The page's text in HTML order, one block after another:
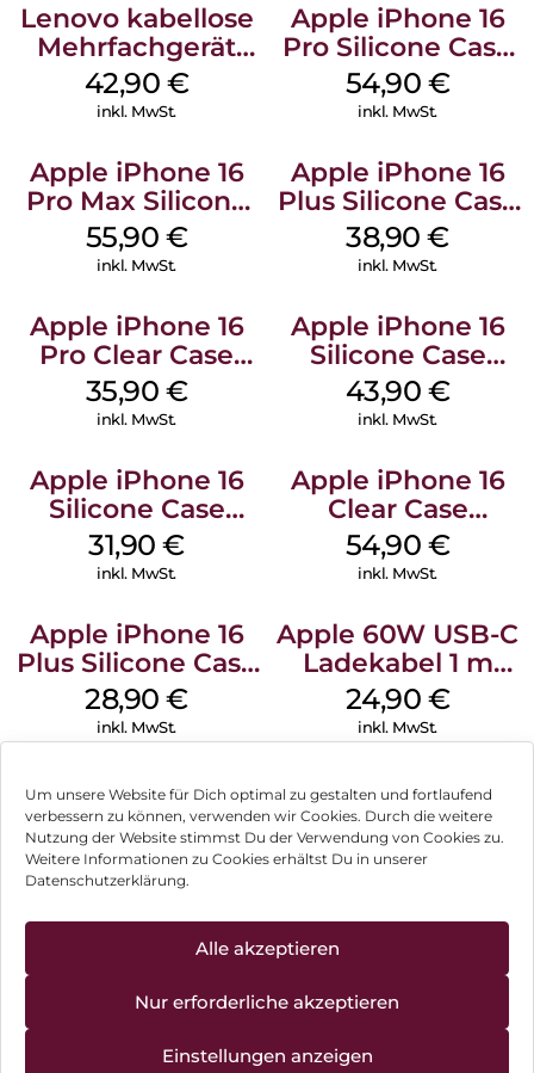
Um unsere Website für Dich optimal zu gestalten und fortlaufend
verbessern zu können, verwenden wir Cookies. Durch die weitere
Nutzung der Website stimmst Du der Verwendung von Cookies zu.
Weitere Informationen zu Cookies erhältst Du in unserer
Datenschutzerklärung.
Alle akzeptieren
Nur erforderliche akzeptieren
Einstellungen anzeigen
Lenovo kabellose
Mehrfachgerät
Luna Grey
42,90 €
inkl. MwSt.
Apple iPhone 16
Pro Silicone Case
MagSafe Black
54,90 €
inkl. MwSt.
Apple iPhone 16
Pro Max Silicone
Case MagSafe
Stone Gray
55,90 €
inkl. MwSt.
Apple iPhone 16
Plus Silicone Case
MagSafe Denim
38,90€
inkl. MwSt.
Apple iPhone 16
Pro Clear Case
MagSafe
Transparent
35,90 €
inkl. MwSt.
Apple iPhone 16
Silicone Case
MagSafe Plum
43,90 €
inkl. MwSt.
Apple iPhone 16
Silicone Case
MagSafe Fuchsia
31,90€
inkl. MwSt.
Apple iPhone 16
Clear Case
MagSafe
Transparent
54,90 €
inkl. MwSt.
Apple iPhone 16
Plus Silicone Case
MagSafe Black
28,90€
inkl. MwSt.
Apple 60W USB-C
Ladekabel 1 m
Weiß
24,90 €
inkl. MwSt.
Impressum
Hinweis zur Batterieentsorgung